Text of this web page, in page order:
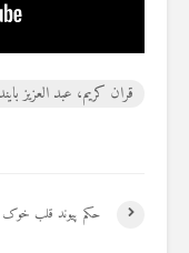
قران کریم، عبد العزیز
حکم پیوند قلب خوک
19 جولای 2026